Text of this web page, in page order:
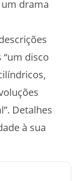
um drama
“um disco
Detalhes
à sua